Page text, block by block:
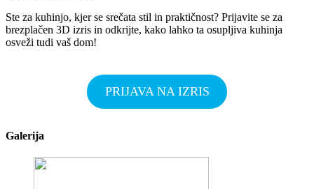
Ste za kuhinjo, kjer se srečata stil in praktičnost? Prijavite se za
brezplačen 3D izris in odkrijte, kako lahko ta osupljiva kuhinja
osveži tudi vaš dom!
PRIJAVA NA IZRIS
Galerija